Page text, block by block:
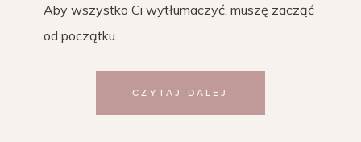
Aby wszystko Ci wytłumaczyć, muszę zacząć
od początku.
CZYTAJ DALEJ